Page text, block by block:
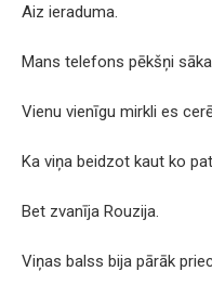
Aiz ieraduma.
Mans telefons pēkšņi
Vienu vienīgu mirkli es
Ka viņa beidzot kaut ko
Bet zvanīja Rouzija.
Viņas balss bija pārāk